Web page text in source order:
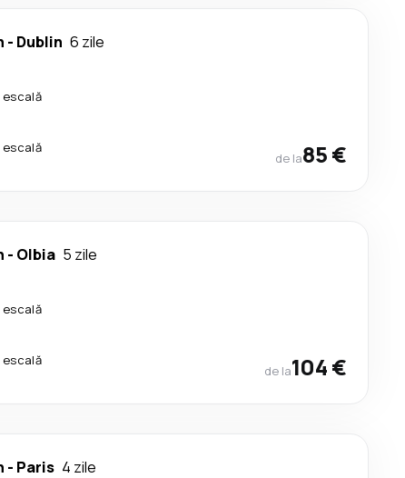
- Dublin 6 zile
escală
escală
de la85 €
- Olbia 5 zile
escală
escală
de la104 €
- Paris 4 zile